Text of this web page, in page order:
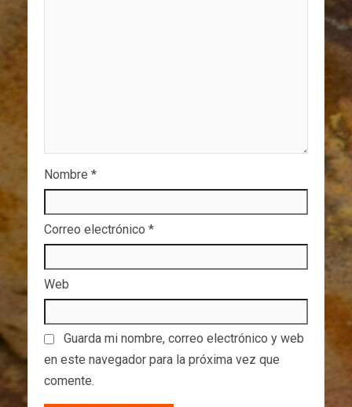
Nombre *
Correo electrónico *
Web
Guarda mi nombre, correo electrónico y web
en este navegador para la próxima vez que
comente.